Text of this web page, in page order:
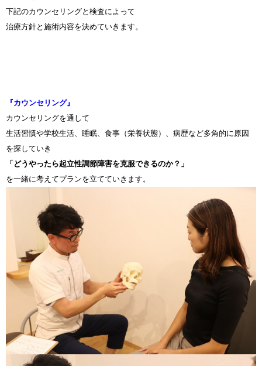
下記のカウンセリングと検査によって
治療方針と施術内容を決めていきます。
『カウンセリング』
カウンセリングを通して
生活習慣や学校生活、睡眠、食事（栄養状態）、病歴など多角的に原因
を探していき
「どうやったら起立性調節障害を克服できるのか？」
を一緒に考えてプランを立てていきます。